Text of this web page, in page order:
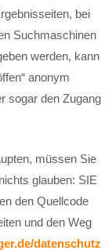
bei
Suchmaschinen
werden, kann
anonym
sogar den Zugang
müssen Sie
glauben: SIE
den Quellcode
und den Weg
datenschutz